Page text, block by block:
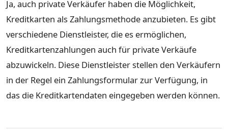
Ja, auch private Verkäufer haben die Möglichkeit,
Kreditkarten als Zahlungsmethode anzubieten. Es gibt
verschiedene Dienstleister, die es ermöglichen,
Kreditkartenzahlungen auch für private Verkäufe
abzuwickeln. Diese Dienstleister stellen den Verkäufern
in der Regel ein Zahlungsformular zur Verfügung, in
das die Kreditkartendaten eingegeben werden können.